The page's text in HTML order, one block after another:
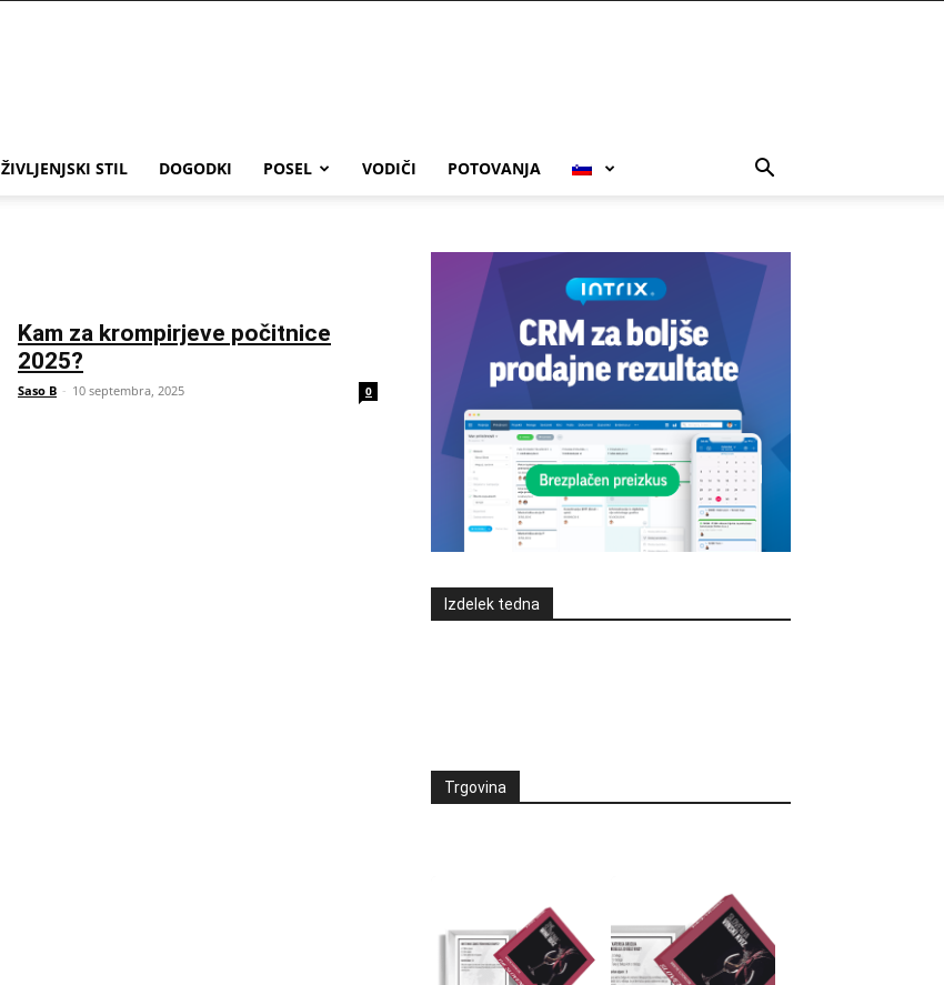
ŽIVLJENJSKI STIL DOGODKI POSEL VODIČI POTOVANJA
Kam za krompirjeve počitnice
2025?
Saso B - 10 septembra, 2025 0
Izdelek tedna
Trgovina